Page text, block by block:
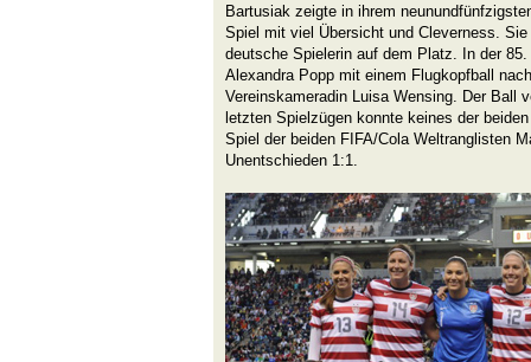
Bartusiak zeigte in ihrem
Spiel mit viel Übersicht und Cleverness.
deutsche Spielerin auf dem Platz. In der
Alexandra Popp mit einem Flugkopfball
Vereinskameradin Luisa Wensing. Der Ball
letzten Spielzügen konnte keines der
Spiel der beiden FIFA/Cola Weltranglisten
Unentschieden 1:1.